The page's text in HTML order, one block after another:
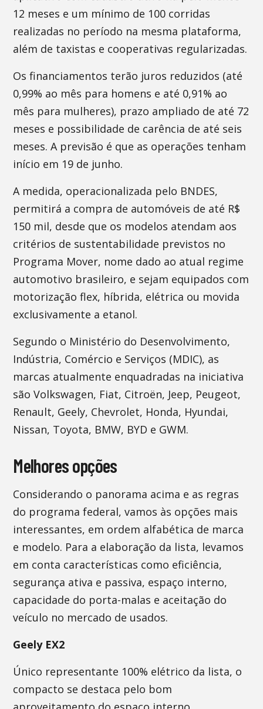
12 meses e um mínimo de 100 corridas
realizadas no período na mesma plataforma,
além de taxistas e cooperativas regularizadas.
Os financiamentos terão juros reduzidos (até
0,99% ao mês para homens e até 0,91% ao
mês para mulheres), prazo ampliado de até 72
meses e possibilidade de carência de até seis
meses. A previsão é que as operações tenham
início em 19 de junho.
A medida, operacionalizada pelo BNDES,
permitirá a compra de automóveis de até R$
150 mil, desde que os modelos atendam aos
critérios de sustentabilidade previstos no
Programa Mover, nome dado ao atual regime
automotivo brasileiro, e sejam equipados com
motorização flex, híbrida, elétrica ou movida
exclusivamente a etanol.
Segundo o Ministério do Desenvolvimento,
Indústria, Comércio e Serviços (MDIC), as
marcas atualmente enquadradas na iniciativa
são Volkswagen, Fiat, Citroën, Jeep, Peugeot,
Renault, Geely, Chevrolet, Honda, Hyundai,
Nissan, Toyota, BMW, BYD e GWM.
Melhores opções
Considerando o panorama acima e as regras
do programa federal, vamos às opções mais
interessantes, em ordem alfabética de marca
e modelo. Para a elaboração da lista, levamos
em conta características como eficiência,
segurança ativa e passiva, espaço interno,
capacidade do porta-malas e aceitação do
veículo no mercado de usados.
Geely EX2
Único representante 100% elétrico da lista, o
compacto se destaca pelo bom